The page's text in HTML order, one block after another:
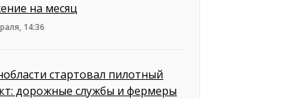
на месяц
14:36
стартовал пилотный
дорожные службы и фермеры